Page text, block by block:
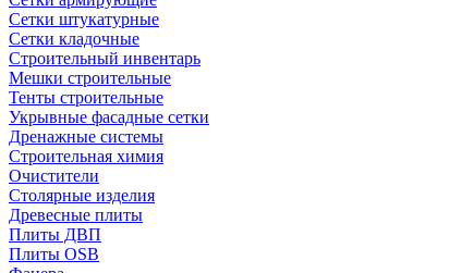
Сетки штукатурные
Сетки кладочные
Строительный инвентарь
Мешки строительные
Тенты строительные
Укрывные фасадные сетки
Дренажные системы
Строительная химия
Очистители
Столярные изделия
Древесные плиты
Плиты ДВП
Плиты OSB